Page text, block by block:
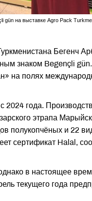
gün на выставке Agro Pack
Бегенч
знаком Begençli
на полях
2024 года.
этрапа
полукопчёных и 22
сертификат Halal,
в настоящее
текущего года